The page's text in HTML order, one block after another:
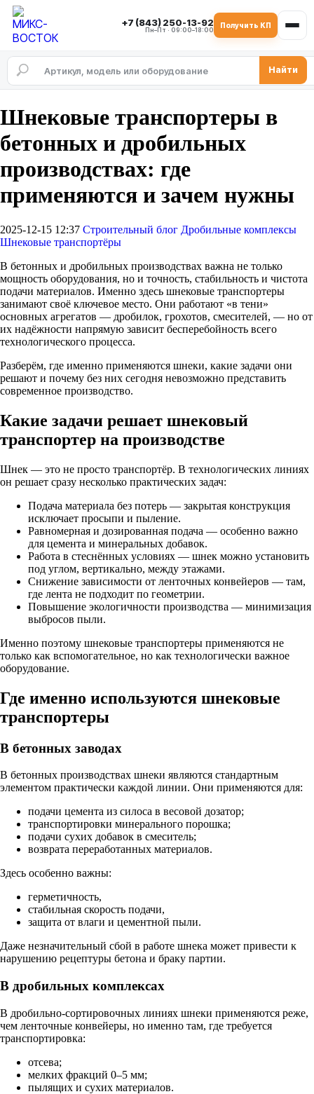
+7 (843) 250-13-92
Пн–Пт · 09:00–18:00
Получить КП
Найти
Шнековые транспортеры в
бетонных и дробильных
производствах: где
применяются и зачем нужны
2025-12-15 12:37 Строительный блог Дробильные комплексы
Шнековые транспортёры
В бетонных и дробильных производствах важна не только
мощность оборудования, но и точность, стабильность и чистота
подачи материалов. Именно здесь шнековые транспортеры
занимают своё ключевое место. Они работают «в тени»
основных агрегатов — дробилок, грохотов, смесителей, — но от
их надёжности напрямую зависит бесперебойность всего
технологического процесса.
Разберём, где именно применяются шнеки, какие задачи они
решают и почему без них сегодня невозможно представить
современное производство.
Какие задачи решает шнековый
транспортер на производстве
Шнек — это не просто транспортёр. В технологических линиях
он решает сразу несколько практических задач:
Подача материала без потерь — закрытая конструкция
исключает просыпи и пыление.
Равномерная и дозированная подача — особенно важно
для цемента и минеральных добавок.
Работа в стеснённых условиях — шнек можно установить
под углом, вертикально, между этажами.
Снижение зависимости от ленточных конвейеров — там,
где лента не подходит по геометрии.
Повышение экологичности производства — минимизация
выбросов пыли.
Именно поэтому шнековые транспортеры применяются не
только как вспомогательное, но как технологически важное
оборудование.
Где именно используются шнековые
транспортеры
В бетонных заводах
В бетонных производствах шнеки являются стандартным
элементом практически каждой линии. Они применяются для:
подачи цемента из силоса в весовой дозатор;
транспортировки минерального порошка;
подачи сухих добавок в смеситель;
возврата переработанных материалов.
Здесь особенно важны:
герметичность,
стабильная скорость подачи,
защита от влаги и цементной пыли.
Даже незначительный сбой в работе шнека может привести к
нарушению рецептуры бетона и браку партии.
В дробильных комплексах
В дробильно-сортировочных линиях шнеки применяются реже,
чем ленточные конвейеры, но именно там, где требуется
транспортировка:
отсева;
мелких фракций 0–5 мм;
пылящих и сухих материалов.